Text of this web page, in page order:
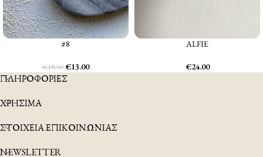
#8
€18.00€13.00
ALFIE
€24.00
ΠΛΗΡΟΦΟΡΙΕΣ
ΧΡΗΣΙΜΑ
ΣΤΟΙΧΕΙΑ ΕΠΙΚΟΙΝΩΝΙΑΣ
NEWSLETTER